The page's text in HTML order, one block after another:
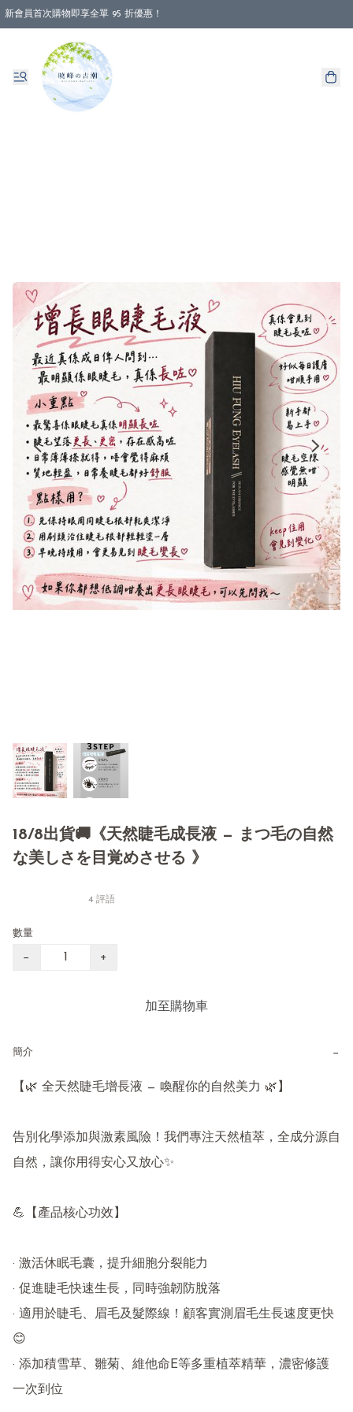
新會員首次購物即享全單 95 折優惠！
消費即享全單 88 折優惠！
18/8出貨🚚《天然睫毛成長液 — まつ毛の自然
な美しさを目覚めさせる 》
4 評語
數量
− +
加至購物車
簡介 −
【🌿 全天然睫毛增長液 — 喚醒你的自然美力 🌿】
告別化學添加與激素風險！我們專注天然植萃，全成分源自
自然，讓你用得安心又放心✨
💪【產品核心功效】
· 激活休眠毛囊，提升細胞分裂能力
· 促進睫毛快速生長，同時強韌防脫落
· 適用於睫毛、眉毛及髮際線！顧客實測眉毛生長速度更快
😊
· 添加積雪草、雛菊、維他命E等多重植萃精華，濃密修護
一次到位